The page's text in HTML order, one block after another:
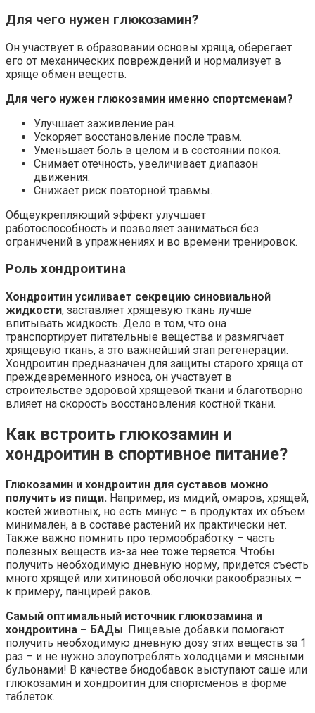
Для чего нужен глюкозамин?
Он участвует в образовании основы хряща, оберегает
его от механических повреждений и нормализует в
хряще обмен веществ.
Для чего нужен глюкозамин именно спортсменам?
Улучшает заживление ран.
Ускоряет восстановление после травм.
Уменьшает боль в целом и в состоянии покоя.
Снимает отечность, увеличивает диапазон
движения.
Снижает риск повторной травмы.
Общеукрепляющий эффект улучшает
работоспособность и позволяет заниматься без
ограничений в упражнениях и во времени тренировок.
Роль хондроитина
Хондроитин усиливает секрецию синовиальной
жидкости, заставляет хрящевую ткань лучше
впитывать жидкость. Дело в том, что она
транспортирует питательные вещества и размягчает
хрящевую ткань, а это важнейший этап регенерации.
Хондроитин предназначен для защиты старого хряща от
преждевременного износа, он участвует в
строительстве здоровой хрящевой ткани и благотворно
влияет на скорость восстановления костной ткани.
Как встроить глюкозамин и
хондроитин в спортивное питание?
Глюкозамин и хондроитин для суставов можно
получить из пищи. Например, из мидий, омаров, хрящей,
костей животных, но есть минус – в продуктах их объем
минимален, а в составе растений их практически нет.
Также важно помнить про термообработку – часть
полезных веществ из-за нее тоже теряется. Чтобы
получить необходимую дневную норму, придется съесть
много хрящей или хитиновой оболочки ракообразных –
к примеру, панцирей раков.
Самый оптимальный источник глюкозамина и
хондроитина – БАДы. Пищевые добавки помогают
получить необходимую дневную дозу этих веществ за 1
раз – и не нужно злоупотреблять холодцами и мясными
бульонами! В качестве биодобавок выступают саше или
глюкозамин и хондроитин для спортсменов в форме
таблеток.